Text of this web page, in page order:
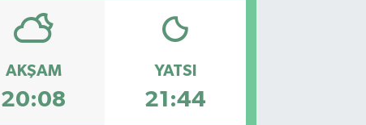
AKŞAM
20:08
YATSI
21:44